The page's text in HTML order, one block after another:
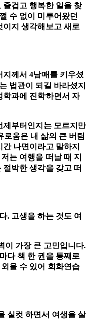
즐겁고 행복한 일을 찾
수 없이 미루어왔던
이지 생각해보고 새로
께서 4남매를 키우셨
법관이 되길 바라셨지
학과에 진학하면서 자
제부터인지는 모르지만
로움은 내 삶의 큰 버팀
나면이라고 말하지
는 여행을 떠날 때 지
박한 생각을 갖고 떠
. 고생을 하는 것도 여
이 가장 큰 고민입니다.
다 책 한 권을 통째로
울 수 있어 회화연습
실컷 하면서 여생을 살